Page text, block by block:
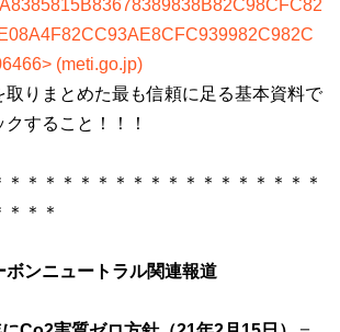
(meti.go.jp)
取りまとめた最も信頼に足る基本資料で
すること！！！
＊＊＊＊＊＊＊＊＊＊＊＊＊＊＊＊＊＊
＊＊＊
ンニュートラル関連報道